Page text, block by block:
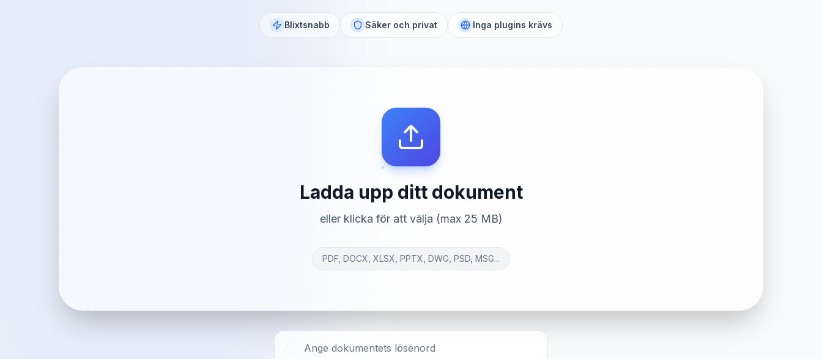
Ladda upp ditt dokument
eller klicka för att välja (max 25 MB)
PDF, DOCX, XLSX, PPTX, DWG, PSD, MSG...
Blixtsnabb Säker och privat Inga plugins krävs